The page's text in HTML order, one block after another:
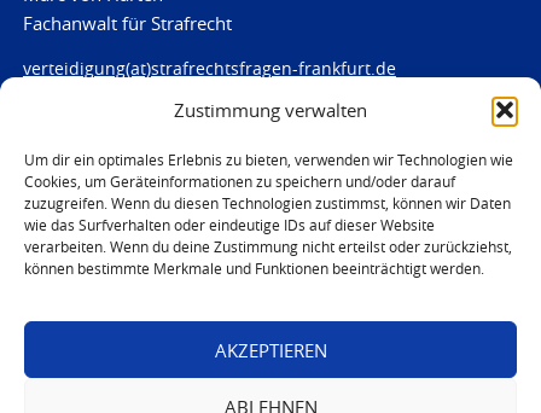
Zustimmung verwalten
Um dir ein optimales Erlebnis zu bieten, verwenden wir Technologien wie
Cookies, um Geräteinformationen zu speichern und/oder darauf
zuzugreifen. Wenn du diesen Technologien zustimmst, können wir Daten
wie das Surfverhalten oder eindeutige IDs auf dieser Website
verarbeiten. Wenn du deine Zustimmung nicht erteilst oder zurückziehst,
können bestimmte Merkmale und Funktionen beeinträchtigt werden.
AKZEPTIEREN
ABLEHNEN
Fachanwalt für Strafrecht
verteidigung(at)strafrechtsfragen-frankfurt.de
www.strafrechtsfragen-frankfurt.de
Louisenstraße 84
61348 Bad Homburg
Telefon:06172 - 66 28 00
Telefax: 06172 - 66 28 01
0171 - 691 67 67